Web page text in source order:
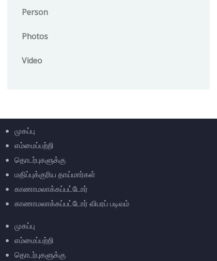
Person
Photos
Video
முகப்பு
எம்மைப்பற்றி
தொடர்புகளுக்கு
மதிப்புக்குரிய தாய்மார்கள்
காணாமலாக்கப்பட்டோர்
காணாமலாக்கப்பட்டோர் விபரப் படிவம்
முகப்பு
எம்மைப்பற்றி
தொடர்புகளுக்கு